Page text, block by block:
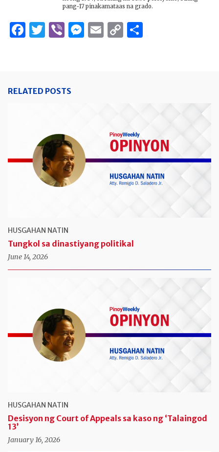
pang-17 pinakamataas na grado.
Facebook
Twitter
ViberMessenger
Email
Copy
RELATED POSTS
HUSGAHAN NATIN
Tungkol sa dinastiyang politikal
June 14, 2026
HUSGAHAN NATIN
Desisyon ng Court of Appeals sa kaso ng ‘Talaingod
13’
January 16, 2026